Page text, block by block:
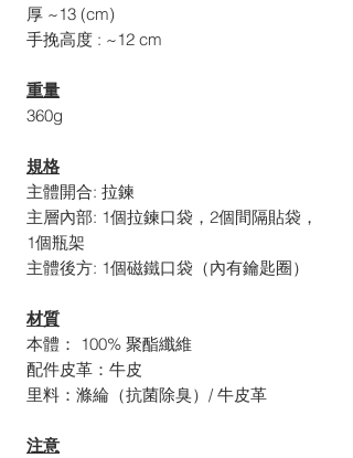
厚 ~13 (cm)
手挽高度 : ~12 cm
重量
360g
規格
主體開合: 拉鍊
主層內部: 1個拉鍊口袋，2個間隔貼袋，
1個瓶架
主體後方: 1個磁鐵口袋（內有鑰匙圈）
材質
本體： 100% 聚酯纖維
配件皮革：牛皮
里料：滌綸（抗菌除臭）/ 牛皮革
注意